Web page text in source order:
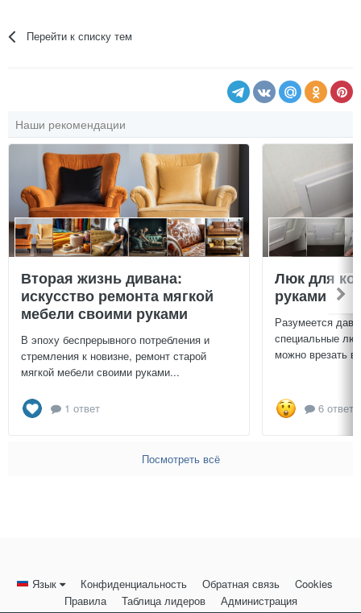
Перейти к списку тем
Наши рекомендации
Вторая жизнь дивана:
искусство ремонта мягкой
мебели своими руками
В эпоху беспрерывного потребления и
стремления к новизне, ремонт старой
мягкой мебели своими руками...
1 ответ
Люк для
руками
Разумеется
специальные
можно врезать
6
Посмотреть всё
Язык Конфиденциальность Обратная связь
Cookies
Правила
Таблица лидеров Администрация